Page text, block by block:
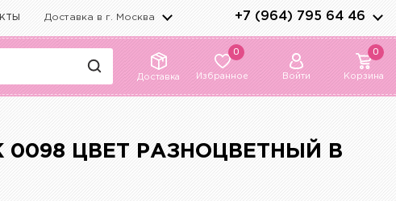
Доставка в г. Москва +7 (964) 795 64 46
Доставка
0
Избранное Войти
0
Корзина
ЦВЕТ РАЗНОЦВЕТНЫЙ В